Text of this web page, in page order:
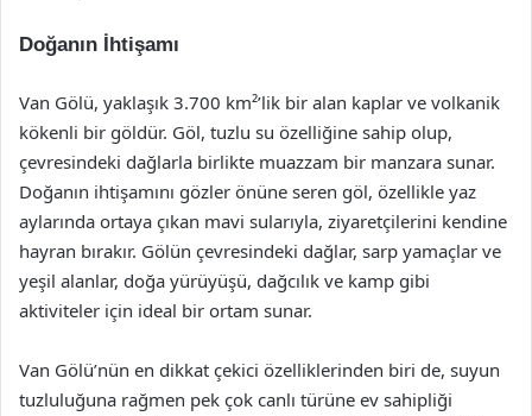
Doğanın İhtişamı
Van Gölü, yaklaşık 3.700 km²’lik bir alan kaplar ve volkanik
kökenli bir göldür. Göl, tuzlu su özelliğine sahip olup,
çevresindeki dağlarla birlikte muazzam bir manzara sunar.
Doğanın ihtişamını gözler önüne seren göl, özellikle yaz
aylarında ortaya çıkan mavi sularıyla, ziyaretçilerini kendine
hayran bırakır. Gölün çevresindeki dağlar, sarp yamaçlar ve
yeşil alanlar, doğa yürüyüşü, dağcılık ve kamp gibi
aktiviteler için ideal bir ortam sunar.
Van Gölü’nün en dikkat çekici özelliklerinden biri de, suyun
tuzluluğuna rağmen pek çok canlı türüne ev sahipliği